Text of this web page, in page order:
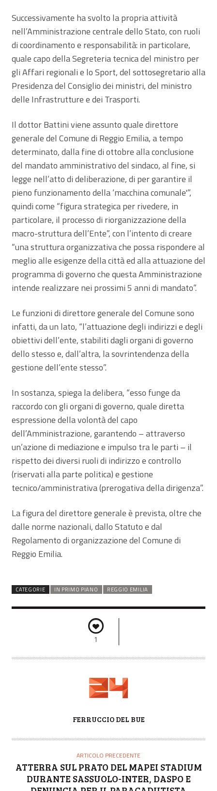
Successivamente ha svolto la propria attività
nell’Amministrazione centrale dello Stato, con ruoli
di coordinamento e responsabilità: in particolare,
quale capo della Segreteria tecnica del ministro per
gli Affari regionali e lo Sport, del sottosegretario alla
Presidenza del Consiglio dei ministri, del ministro
delle Infrastrutture e dei Trasporti.
Il dottor Battini viene assunto quale direttore
generale del Comune di Reggio Emilia, a tempo
determinato, dalla fine di ottobre alla conclusione
del mandato amministrativo del sindaco, al fine, si
legge nell’atto di deliberazione, di per garantire il
pieno funzionamento della ‘macchina comunale'”,
quindi come “figura strategica per rivedere, in
particolare, il processo di riorganizzazione della
macro-struttura dell’Ente”, con l’intento di creare
“una struttura organizzativa che possa rispondere al
meglio alle esigenze della città ed alla attuazione del
programma di governo che questa Amministrazione
intende realizzare nei prossimi 5 anni di mandato”.
Le funzioni di direttore generale del Comune sono
infatti, da un lato, “l’attuazione degli indirizzi e degli
obiettivi dell’ente, stabiliti dagli organi di governo
dello stesso e, dall’altra, la sovrintendenza della
gestione dell’ente stesso”.
In sostanza, spiega la delibera, “esso funge da
raccordo con gli organi di governo, quale diretta
espressione della volontà del capo
dell’Amministrazione, garantendo – attraverso
un’azione di mediazione e impulso tra le parti – il
rispetto dei diversi ruoli di indirizzo e controllo
(riservati alla parte politica) e gestione
tecnico/amministrativa (prerogativa della dirigenza”.
La figura del direttore generale è prevista, oltre che
dalle norme nazionali, dallo Statuto e dal
Regolamento di organizzazione del Comune di
Reggio Emilia.
CATEGORIE IN PRIMO PIANO REGGIO EMILIA
1
T
R
FERRUCCIO DEL BUE
ARTICOLO PRECEDENTE
ATTERRA SUL PRATO DEL MAPEI STADIUM
DURANTE SASSUOLO-INTER, DASPO E